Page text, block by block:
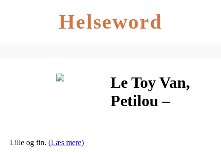
Helseword
Le Toy Van,
Petilou –
Lille og fin. (Læs mere)